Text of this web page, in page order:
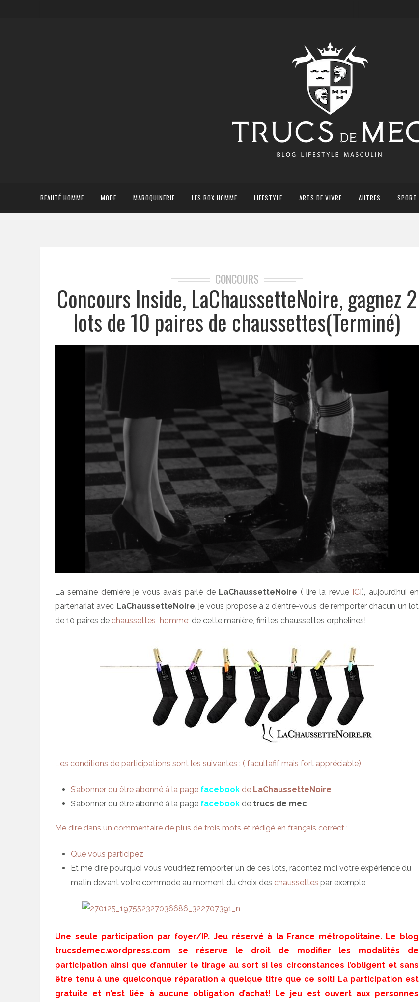
BEAUTÉ HOMME MODE MAROQUINERIE LES BOX HOMME LIFESTYLE ARTS DE VIVRE AUTRES SPORT
CONCOURS
Concours Inside, LaChaussetteNoire, gagnez 2
lots de 10 paires de chaussettes(Terminé)
La semaine dernière je vous avais parlé deLaChaussetteNoire ( lire la revue ICI), aujourd’hui en
partenariat avec LaChaussetteNoire , je vous propose à 2 d’entre-vous de remporter chacun un lot
de 10 paires de chaussettes homme; de cette manière, fini les chaussettes orphelines!
Les conditions de participations sont les suivantes : ( facultafif mais fort appréciable)
S’abonner ou être abonné à la page facebook de LaChaussetteNoire
S’abonner ou être abonné à la page facebook de trucs de mec
Me dire dans un commentaire de plus de trois mots et rédigé en français correct :
Que vous participez
Et me dire pourquoi vous voudriez remporter un de ces lots, racontez moi votre expérience du
matin devant votre commode au moment du choix des chaussettes par exemple
Une seule participation par foyer/IP. Jeu réservé à la France métropolitaine. Le blog
trucsdemec.wordpress.com se réserve le droit de modifier les modalités de
participation ainsi que d’annuler le tirage au sort si les circonstances l’obligent et sans
être tenu à une quelconque réparation à quelque titre que ce soit! La participation est
gratuite et n’est liée à aucune obligation d’achat! Le jeu est ouvert aux personnes